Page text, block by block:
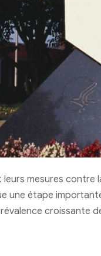
mesures
une étape
croissante